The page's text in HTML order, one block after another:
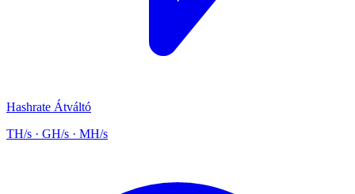
Hashrate Átváltó
TH/s · GH/s · MH/s